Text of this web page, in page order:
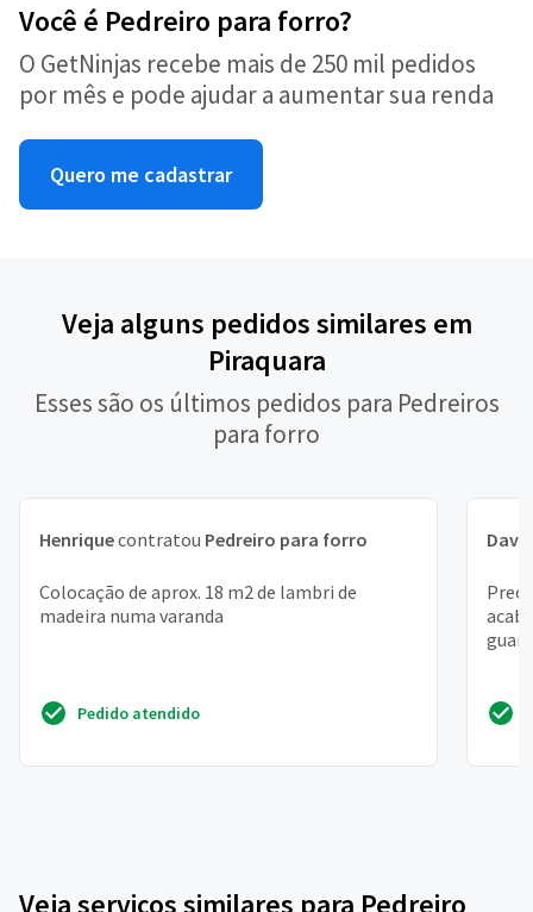
Você é Pedreiro para forro?
O GetNinjas recebe mais de 250 mil pedidos
por mês e pode ajudar a aumentar sua renda
Quero me cadastrar
Veja alguns pedidos similares em
Piraquara
Esses são os últimos pedidos para Pedreiros
para forro
Henriquecontratou Pedreiro para forro
Colocação de aprox. 18 m2 de lambri de
madeira numa varanda
Pedido atendido
Davi
Veja serviços similares para Pedreiro